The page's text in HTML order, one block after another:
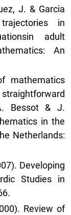
J. & Garcia
in
adult
An
mathematics
Bessot & J.
in the
Netherlands:
Developing
Studies in
Review of